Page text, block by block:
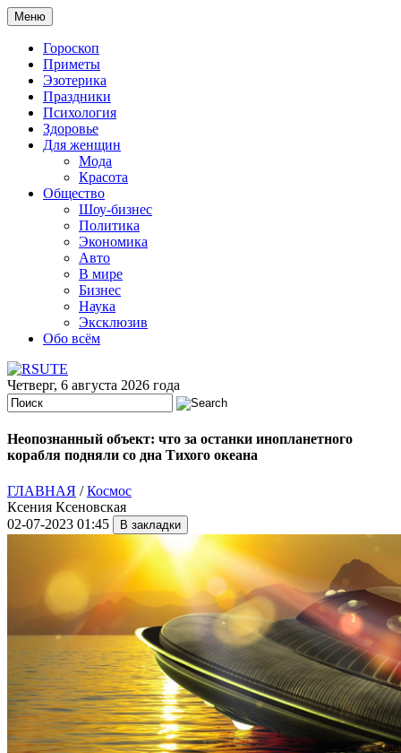
Меню
Гороскоп
Приметы
Эзотерика
Праздники
Психология
Здоровье
Для женщин
Мода
Красота
Общество
Шоу-бизнес
Политика
Экономика
Авто
В мире
Бизнес
Наука
Эксклюзив
Обо всём
Четверг, 6 августа 2026 года
Неопознанный объект: что за останки инопланетного
корабля подняли со дна Тихого океана
ГЛАВНАЯ /Космос
Ксения Ксеновская
02-07-2023 01:45